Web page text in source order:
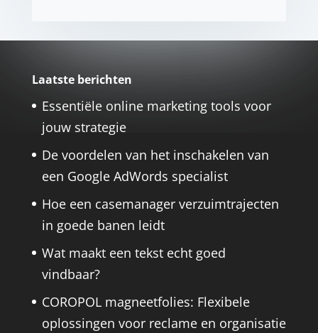
Laatste berichten
Essentiële online marketing tools voor
jouw strategie
De voordelen van het inschakelen van
een Google AdWords specialist
Hoe een casemanager verzuimtrajecten
in goede banen leidt
Wat maakt een tekst echt goed
vindbaar?
COROPOL magneetfolies: Flexibele
oplossingen voor reclame en organisatie